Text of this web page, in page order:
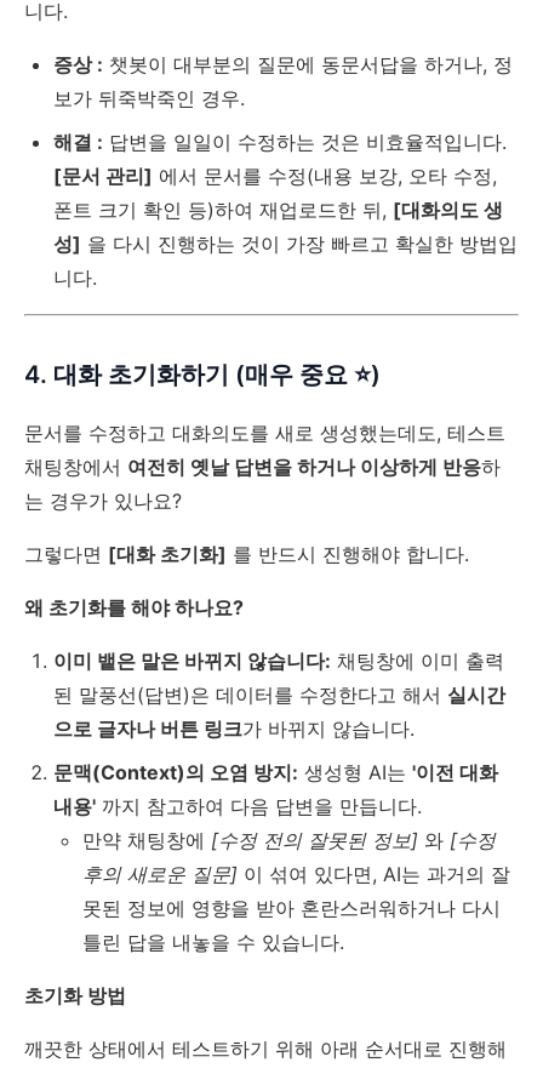
니다.
증상 : 챗봇이 대부분의 질문에 동문서답을 하거나, 정
보가 뒤죽박죽인 경우.
해결 : 답변을 일일이 수정하는 것은 비효율적입니다.
[문서 관리] 에서 문서를 수정(내용 보강, 오타 수정,
폰트 크기 확인 등)하여 재업로드한 뒤, [대화의도 생
성] 을 다시 진행하는 것이 가장 빠르고 확실한 방법입
니다.
4. 대화 초기화하기 (매우 중요 ⭐)
문서를 수정하고 대화의도를 새로 생성했는데도, 테스트
채팅창에서 여전히 옛날 답변을 하거나 이상하게 반응하
는 경우가 있나요?
그렇다면 [대화 초기화] 를 반드시 진행해야 합니다.
왜 초기화를 해야 하나요?
이미 뱉은 말은 바뀌지 않습니다: 채팅창에 이미 출력
된 말풍선(답변)은 데이터를 수정한다고 해서 실시간
으로 글자나 버튼 링크가 바뀌지 않습니다.
문맥(Context)의 오염 방지: 생성형 AI는 '이전 대화
내용' 까지 참고하여 다음 답변을 만듭니다.
만약 채팅창에 [수정 전의 잘못된 정보] 와 [수정
후의 새로운 질문] 이 섞여 있다면, AI는 과거의 잘
못된 정보에 영향을 받아 혼란스러워하거나 다시
틀린 답을 내놓을 수 있습니다.
초기화 방법
깨끗한 상태에서 테스트하기 위해 아래 순서대로 진행해